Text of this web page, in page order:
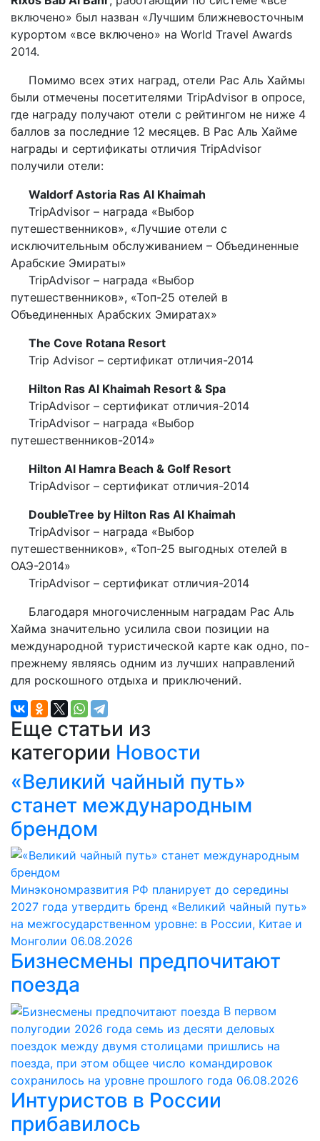
включено» был назван «Лучшим ближневосточным
курортом «все включено» на World Travel Awards
2014.
Помимо всех этих наград, отели Рас Аль Хаймы
были отмечены посетителями TripAdvisor в опросе,
где награду получают отели с рейтингом не ниже 4
баллов за последние 12 месяцев. В Рас Аль Хайме
награды и сертификаты отличия TripAdvisor
получили отели:
Waldorf Astoria Ras Al Khaimah
TripAdvisor – награда «Выбор
путешественников», «Лучшие отели с
исключительным обслуживанием – Объединенные
Арабские Эмираты»
TripAdvisor – награда «Выбор
путешественников», «Топ-25 отелей в
Объединенных Арабских Эмиратах»
The Cove Rotana Resort
Trip Advisor – сертификат отличия-2014
Hilton Ras Al Khaimah Resort & Spa
TripAdvisor – сертификат отличия-2014
TripAdvisor – награда «Выбор
путешественников-2014»
Hilton Al Hamra Beach & Golf Resort
TripAdvisor – сертификат отличия-2014
DoubleTree by Hilton Ras Al Khaimah
TripAdvisor – награда «Выбор
путешественников», «Топ-25 выгодных отелей в
ОАЭ-2014»
TripAdvisor – сертификат отличия-2014
Благодаря многочисленным наградам Рас Аль
Хайма значительно усилила свои позиции на
международной туристической карте как одно, по-
прежнему являясь одним из лучших направлений
для роскошного отдыха и приключений.
Еще статьи из
категории Новости
«Великий чайный путь»
станет международным
брендом
Минэкономразвития РФ планирует до середины
2027 года утвердить бренд «Великий чайный путь»
на межгосударственном уровне: в России, Китае и
Монголии 06.08.2026
Бизнесмены предпочитают
поезда
В первом
полугодии 2026 года семь из десяти деловых
поездок между двумя столицами пришлись на
поезда, при этом общее число командировок
сохранилось на уровне прошлого года 06.08.2026
Интуристов в России
прибавилось